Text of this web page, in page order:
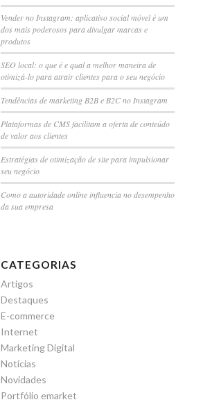
Vender no Instagram: aplicativo social móvel é um
dos mais poderosos para divulgar marcas e
produtos
SEO local: o que é e qual a melhor maneira de
otimizá-lo para atrair clientes para o seu negócio
Tendências de marketing B2B e B2C no Instagram
Plataformas de CMS facilitam a oferta de conteúdo
de valor aos clientes
Estratégias de otimização de site para impulsionar
seu negócio
Como a autoridade online influencia no desempenho
da sua empresa
CATEGORIAS
Artigos
Destaques
E-commerce
Internet
Marketing Digital
Notícias
Novidades
Portfólio emarket